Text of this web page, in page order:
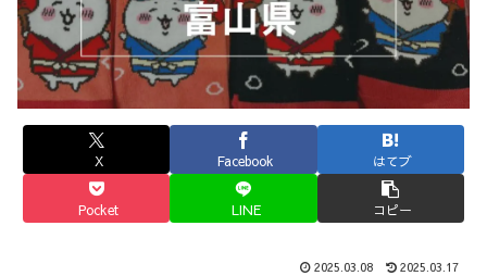
X Facebook はてブ
Pocket LINE コピー
2025.03.08 2025.03.17